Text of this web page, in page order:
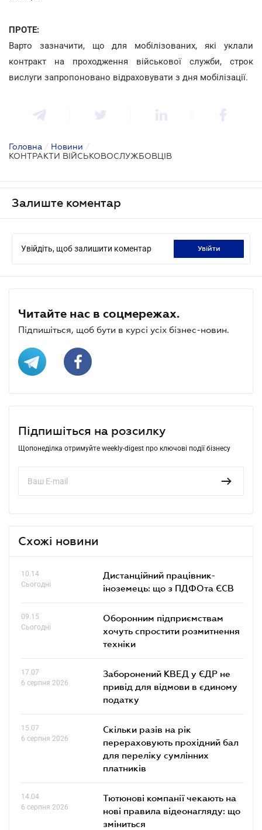
ПРОТЕ:
Варто зазначити, що для мобілізованих, які уклали
контракт на проходження військової служби, строк
вислуги запропоновано відраховувати з дня мобілізації.
Головна / Новини /
КОНТРАКТИ ВІЙСЬКОВОСЛУЖБОВЦІВ
Залиште коментар
Увійдіть, щоб залишити коментар увійти
Читайте нас в соцмережах.
Підпишіться, щоб бути в курсі усіх бізнес-новин.
Підпишіться на розсилку
Щопонеділка отримуйте weekly-digest про ключові події бізнесу
Схожі новини
10.14
Сьогодні
Дистанційний працівник-
іноземець: що з ПДФОта ЄСВ
09.15
Сьогодні
Оборонним підприємствам
хочуть спростити розмитнення
техніки
17.07
6 серпня 2026
Заборонений КВЕД у ЄДР не
привід для відмови в єдиному
податку
15.07
6 серпня 2026
Скільки разів на рік
перераховують прохідний бал
для переліку сумлінних
платників
14.04
6 серпня 2026
Тютюнові компанії чекають на
нові правила відеонагляду: що
зміниться